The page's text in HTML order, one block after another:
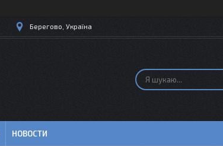
Берегово, Україна
НОВОСТИ